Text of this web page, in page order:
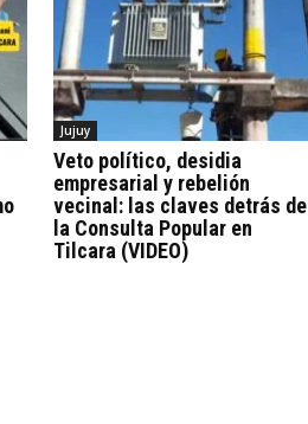
Jujuy
Veto político, desidia
empresarial y rebelión
vecinal: las claves detrás de
la Consulta Popular en
Tilcara (VIDEO)